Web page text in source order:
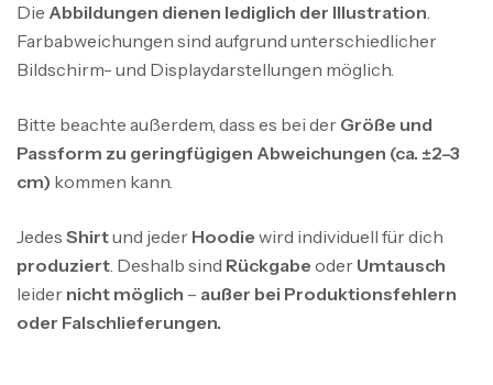
Die Abbildungen dienen lediglich der Illustration.
Farbabweichungen sind aufgrund unterschiedlicher
Bildschirm- und Displaydarstellungen möglich.
Bitte beachte außerdem, dass es bei der Größe und
Passform zu geringfügigen Abweichungen (ca. ±2–3
cm) kommen kann.
Jedes Shirtund jeder Hoodie wird individuell für dich
produziert. Deshalb sind Rückgabe oder Umtausch
leider nicht möglich – außer bei Produktionsfehlern
oder Falschlieferungen.